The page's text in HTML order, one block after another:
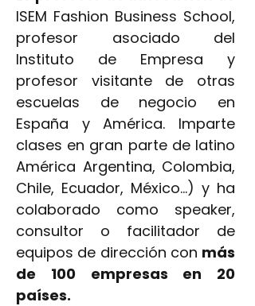
ISEM Fashion Business School,
profesor asociado del
Instituto de Empresa y
profesor visitante de otras
escuelas de negocio en
España y América. Imparte
clases en gran parte de latino
América Argentina, Colombia,
Chile, Ecuador, México…) y ha
colaborado como speaker,
consultor o facilitador de
equipos de dirección con más
de 100 empresas en 20
países.